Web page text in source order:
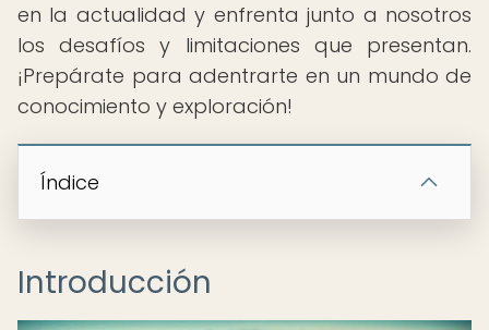
en la actualidad y enfrenta junto a nosotros
los desafíos y limitaciones que presentan.
¡Prepárate para adentrarte en un mundo de
conocimiento y exploración!
Índice
Introducción